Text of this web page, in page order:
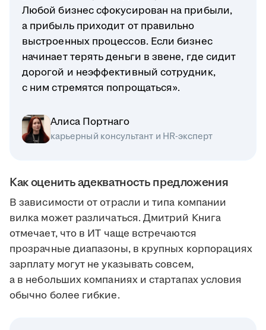
Любой бизнес сфокусирован на прибыли,
а прибыль приходит от правильно
выстроенных процессов. Если бизнес
начинает терять деньги в звене, где сидит
дорогой и неэффективный сотрудник,
с ним стремятся попрощаться».
Алиса Портнаго
карьерный консультант и HR-эксперт
Как оценить адекватность предложения
В зависимости от отрасли и типа компании
вилка может различаться. Дмитрий Книга
отмечает, что в ИТ чаще встречаются
прозрачные диапазоны, в крупных корпорациях
зарплату могут не указывать совсем,
а в небольших компаниях и стартапах условия
обычно более гибкие.